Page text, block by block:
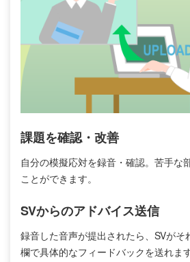
課題を確認・改善
⾃分の模擬応対を録⾳・確認。苦⼿な
ことができます。
SVからのアドバイス送信
録音した音声が提出されたら、SVがそ
欄で具体的なフィードバックを送れます